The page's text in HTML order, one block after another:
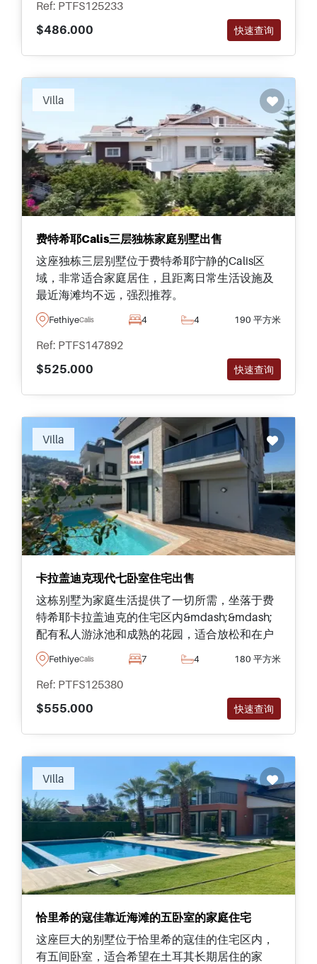
Ref: PTFS125233
$486.000
快速查询
Villa
费特希耶Calis三层独栋家庭别墅出售
这座独栋三层别墅位于费特希耶宁静的Calis区
域，非常适合家庭居住，且距离日常生活设施及
最近海滩均不远，强烈推荐。
FethiyeCalis 4 4 190 平方米
Ref: PTFS147892
$525.000
快速查询
Villa
卡拉盖迪克现代七卧室住宅出售
这栋别墅为家庭生活提供了一切所需，坐落于费
特希耶卡拉盖迪克的住宅区内&mdash;&mdash;
配有私人游泳池和成熟的花园，适合放松和在户
外度过时光。
FethiyeCalis 7 4 180 平方米
Ref: PTFS125380
$555.000
快速查询
Villa
恰里希的寇佳靠近海滩的五卧室的家庭住宅
这座巨大的别墅位于恰里希的寇佳的住宅区内，
有五间卧室，适合希望在土耳其长期居住的家